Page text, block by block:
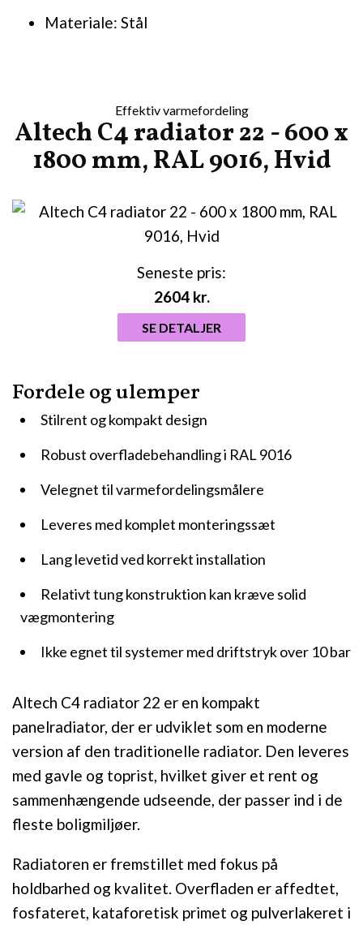
Materiale: Stål
Effektiv varmefordeling
Altech C4 radiator 22 - 600 x
1800 mm, RAL 9016, Hvid
Altech C4 radiator 22 er en kompakt
panelradiator, der er udviklet som en moderne
version af den traditionelle radiator. Den leveres
med gavle og toprist, hvilket giver et rent og
sammenhængende udseende, der passer ind i de
fleste boligmiljøer.
Radiatoren er fremstillet med fokus på
holdbarhed og kvalitet. Overfladen er affedtet,
fosfateret, kataforetisk primet og pulverlakeret i
Fordele og ulemper
Stilrent og kompakt design
Robust overfladebehandling i RAL 9016
Velegnet til varmefordelingsmålere
Leveres med komplet monteringssæt
Lang levetid ved korrekt installation
Relativt tung konstruktion kan kræve solid
vægmontering
Ikke egnet til systemer med driftstryk over 10 bar
Seneste pris:
2604 kr.
SE DETALJER